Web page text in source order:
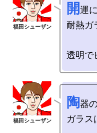
開運
耐熱ガ
陶器
ガラス